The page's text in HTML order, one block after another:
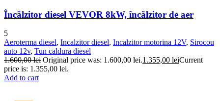
Încălzitor diesel VEVOR 8kW, încălzitor de aer
5
Aeroterma diesel, Incalzitor diesel, Incalzitor motorina 12V, Sirocou
auto 12v, Tun caldura diesel
1.600,00lei Original price was: 1.600,00 lei.1.355,00 leiCurrent
price is: 1.355,00 lei.
Add to cart